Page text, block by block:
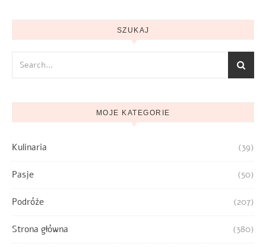
SZUKAJ
MOJE KATEGORIE
Kulinaria (39)
Pasje (50)
Podróże (207)
Strona główna (380)